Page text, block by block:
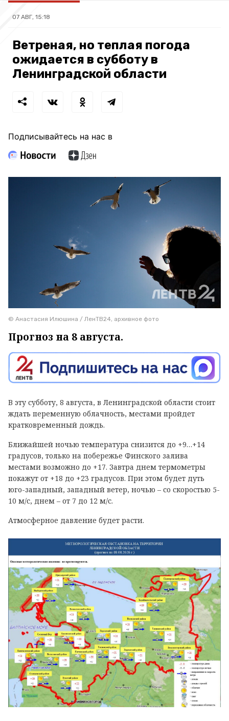
07 АВГ, 15:18
Ветреная, но теплая погода
ожидается в субботу в
Ленинградской области
Подписывайтесь на нас в
© Анастасия Илюшина / ЛенТВ24, архивное фото
Прогноз на 8 августа.
В эту субботу, 8 августа, в Ленинградской области стоит
ждать переменную облачность, местами пройдет
кратковременный дождь.
Ближайшей ночью температура снизится до +9…+14
градусов, только на побережье Финского залива
местами возможно до +17. Завтра днем термометры
покажут от +18 до +23 градусов. При этом будет дуть
юго-западный, западный ветер, ночью – со скоростью 5-
10 м/с, днем – от 7 до 12 м/с.
Атмосферное давление будет расти.